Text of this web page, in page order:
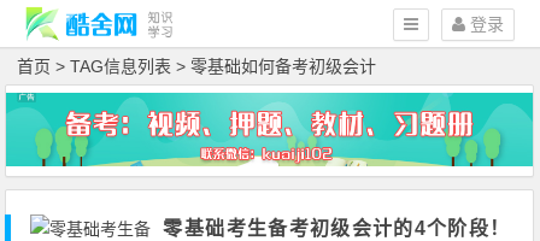
登录
首页 > TAG信息列表 > 零基础如何备考初级会计
零基础考生备考初级会计的4个阶段！